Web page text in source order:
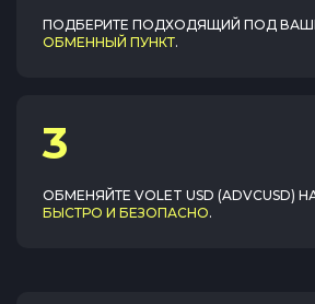
ПОДБЕРИТЕ ПОДХОДЯЩИЙ ПОД
ОБМЕННЫЙ ПУНКТ.
3
ОБМЕНЯЙТЕ VOLET USD (ADVCUSD)
БЫСТРО И БЕЗОПАСНО.